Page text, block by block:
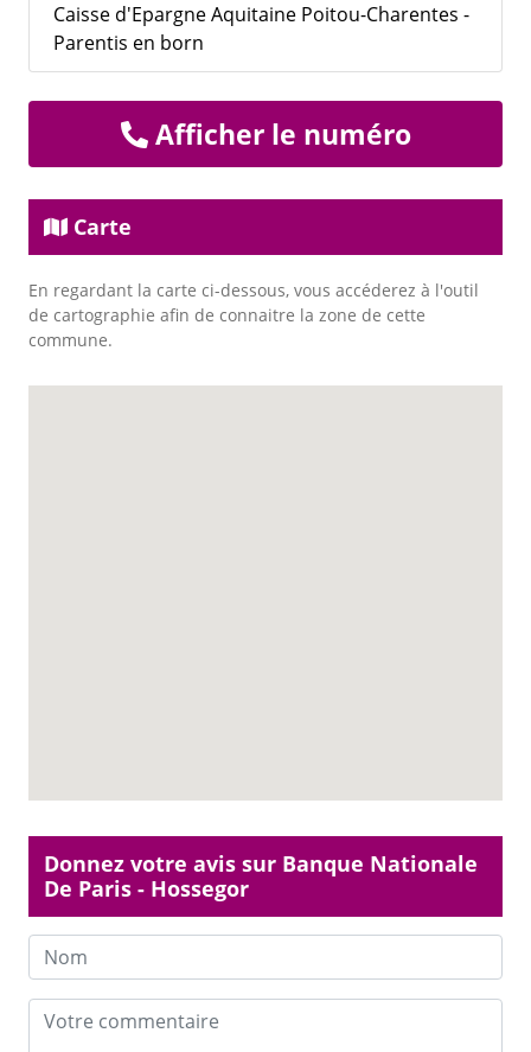
Caisse d'Epargne Aquitaine Poitou-Charentes -
Parentis en born
Afficher le numéro
Carte
En regardant la carte ci-dessous, vous accéderez à l'outil
de cartographie afin de connaitre la zone de cette
commune.
Donnez votre avis sur Banque Nationale
De Paris - Hossegor